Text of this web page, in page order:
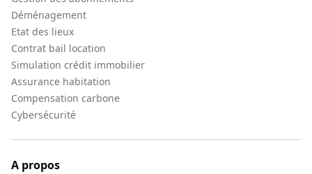
Déménagement
Etat des lieux
Contrat bail location
Simulation crédit immobilier
Assurance habitation
Compensation carbone
Cybersécurité
A propos